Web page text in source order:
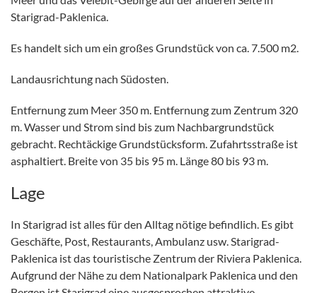
Starigrad-Paklenica.
Es handelt sich um ein großes Grundstück von ca. 7.500 m2.
Landausrichtung nach Südosten.
Entfernung zum Meer 350 m. Entfernung zum Zentrum 320
m. Wasser und Strom sind bis zum Nachbargrundstück
gebracht. Rechtäckige Grundstücksform. Zufahrtsstraße ist
asphaltiert. Breite von 35 bis 95 m. Länge 80 bis 93 m.
Lage
In Starigrad ist alles für den Alltag nötige befindlich. Es gibt
Geschäfte, Post, Restaurants, Ambulanz usw. Starigrad-
Paklenica ist das touristische Zentrum der Riviera Paklenica.
Aufgrund der Nähe zu dem Nationalpark Paklenica und den